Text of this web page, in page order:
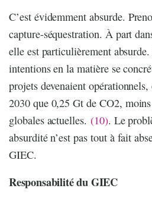
C’est évidemment absurde.
capture-séquestration. À part
elle est particulièrement
intentions en la matière se
projets devenaient
2030 que 0,25 Gt de CO2,
globales actuelles. (10). Le
absurdité n’est pas tout à fait
GIEC.
Responsabilité du GIEC